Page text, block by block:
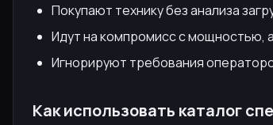
Покупают технику без анализа
Идут на компромисс с мощностью,
Игнорируют требования
Как использовать каталог